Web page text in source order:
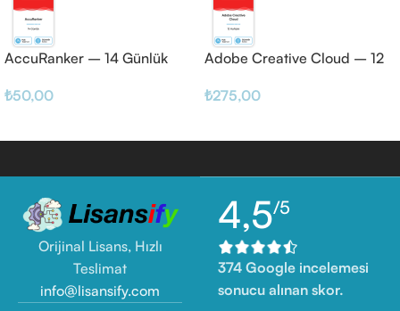
AccuRanker – 14 Günlük
₺50,00
Adobe Creative Cloud – 12
₺275,00
Orijinal Lisans, Hızlı
Teslimat
info@lisansify.com
4,5/5
374 Google incelemesi
sonucu alınan skor.